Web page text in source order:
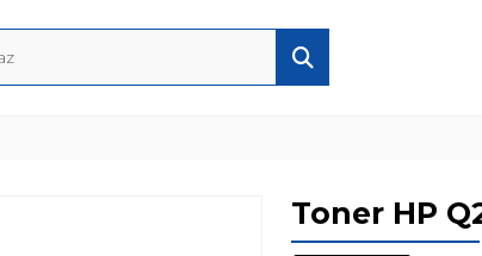
Toner HP